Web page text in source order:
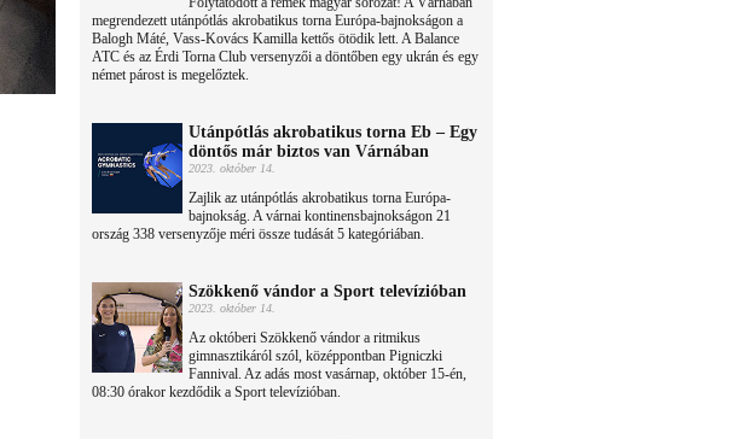
megrendezett utánpótlás akrobatikus torna Európa-bajnokságon a
Balogh Máté, Vass-Kovács Kamilla kettős ötödik lett. A Balance
ATC és az Érdi Torna Club versenyzői a döntőben egy ukrán és egy
német párost is megelőztek.
Utánpótlás akrobatikus torna Eb – Egy
döntős már biztos van Várnában
2023. október 14.
Zajlik az utánpótlás akrobatikus torna Európa-
bajnokság. A várnai kontinensbajnokságon 21
ország 338 versenyzője méri össze tudását 5 kategóriában.
Szökkenő vándor a Sport televízióban
2023. október 14.
Az októberi Szökkenő vándor a ritmikus
gimnasztikáról szól, középpontban Pigniczki
Fannival. Az adás most vasárnap, október 15-én,
08:30 órakor kezdődik a Sport televízióban.